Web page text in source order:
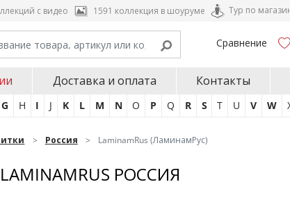
с видео 1591 коллекция в шоуруме Тур по
Сравнение
Доставка и оплата Контакты
G H I J K L M N O P Q R S T U V W
Россия LaminamRus (ЛаминамРус)
РОССИЯ